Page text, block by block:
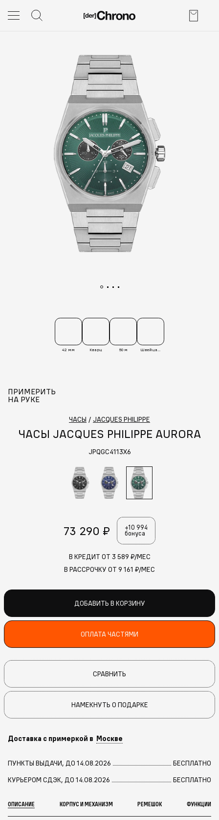
42 мм Кварц 50 м Швейцария
ПРИМЕРИТЬ
НА РУКЕ
ЧАСЫ / JACQUES PHILIPPE
ЧАСЫ JACQUES PHILIPPE AURORA
JPQGC4113X6
73 290 ₽
+10 994
бонуса
В КРЕДИТ ОТ 3 589 ₽/МЕС
В РАССРОЧКУ ОТ 9 161 ₽/МЕС
ДОБАВИТЬ В КОРЗИНУ
ОПЛАТА ЧАСТЯМИ
СРАВНИТЬ
НАМЕКНУТЬ О ПОДАРКЕ
Доставка с примеркой в Москве
ПУНКТЫ ВЫДАЧИ, ДО 14.08.2026
БЕСПЛАТНО
КУРЬЕРОМ СДЭК, ДО 14.08.2026
БЕСПЛАТНО
ОПИСАНИЕ КОРПУС И МЕХАНИЗМ РЕМЕШОК ФУНКЦИИ